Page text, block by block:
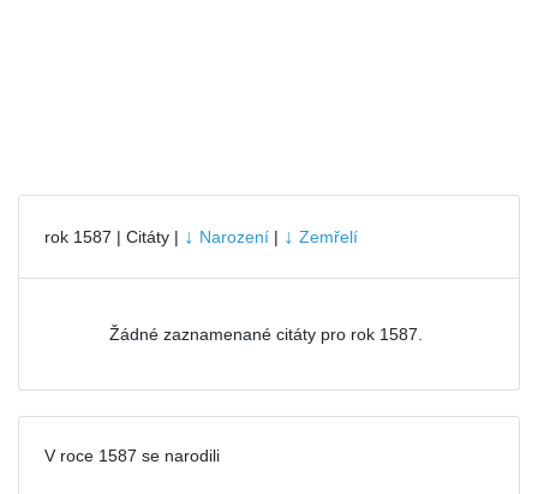
rok 1587 | Citáty | ↓ Narození | ↓ Zemřelí
Žádné zaznamenané citáty pro rok 1587.
V roce 1587 se narodili